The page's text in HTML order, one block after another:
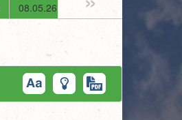
08.05.26
09.05.26